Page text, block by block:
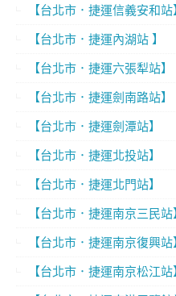
【台北市．捷運信義安和站】
【台北市．捷運內湖站 】
【台北市．捷運六張犁站】
【台北市．捷運劍南路站】
【台北市．捷運劍潭站】
【台北市．捷運北投站】
【台北市．捷運北門站】
【台北市．捷運南京三民站】
【台北市．捷運南京復興站】
【台北市．捷運南京松江站】